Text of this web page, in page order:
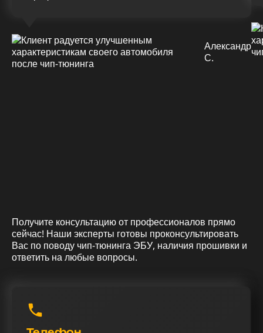
Александр
С.
Получите консультацию от профессионалов прямо
сейчас! Наши эксперты готовы проконсультировать
Вас по поводу чип-тюнинга ЭБУ, наличия прошивки и
ответить на любые вопросы.